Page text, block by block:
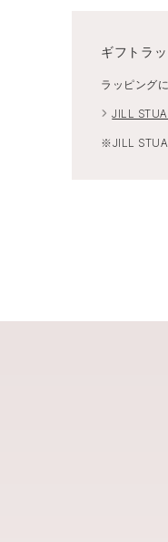
ギフトラ
ラッピング
JILL
※JILL